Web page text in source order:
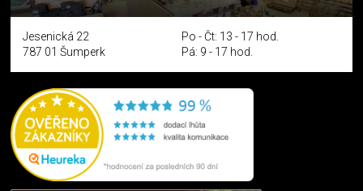
Jesenická 22
787 01 Šumperk
Po - Čt: 13 - 17 hod.
Pá: 9 - 17 hod.